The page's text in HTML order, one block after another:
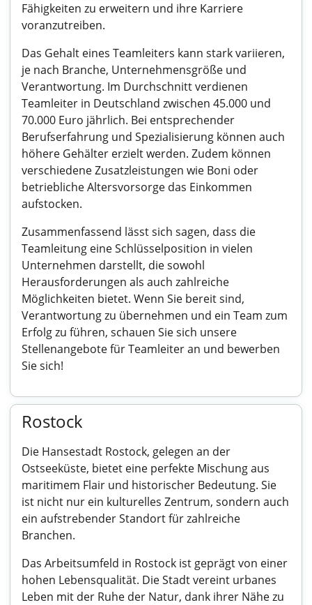
Fähigkeiten zu erweitern und ihre Karriere
voranzutreiben.
Das Gehalt eines Teamleiters kann stark variieren,
je nach Branche, Unternehmensgröße und
Verantwortung. Im Durchschnitt verdienen
Teamleiter in Deutschland zwischen 45.000 und
70.000 Euro jährlich. Bei entsprechender
Berufserfahrung und Spezialisierung können auch
höhere Gehälter erzielt werden. Zudem können
verschiedene Zusatzleistungen wie Boni oder
betriebliche Altersvorsorge das Einkommen
aufstocken.
Zusammenfassend lässt sich sagen, dass die
Teamleitung eine Schlüsselposition in vielen
Unternehmen darstellt, die sowohl
Herausforderungen als auch zahlreiche
Möglichkeiten bietet. Wenn Sie bereit sind,
Verantwortung zu übernehmen und ein Team zum
Erfolg zu führen, schauen Sie sich unsere
Stellenangebote für Teamleiter an und bewerben
Sie sich!
Rostock
Die Hansestadt Rostock, gelegen an der
Ostseeküste, bietet eine perfekte Mischung aus
maritimem Flair und historischer Bedeutung. Sie
ist nicht nur ein kulturelles Zentrum, sondern auch
ein aufstrebender Standort für zahlreiche
Branchen.
Das Arbeitsumfeld in Rostock ist geprägt von einer
hohen Lebensqualität. Die Stadt vereint urbanes
Leben mit der Ruhe der Natur, dank ihrer Nähe zu